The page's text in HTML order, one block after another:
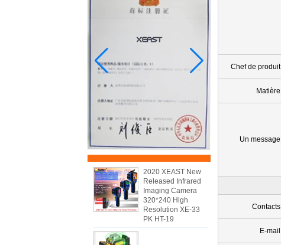
2020 XEAST New
Released Infrared
Imaging Camera
320*240 High
Resolution XE-33
PK HT-19
Chef de produit
Matière
Un message
Contacts
E-mail